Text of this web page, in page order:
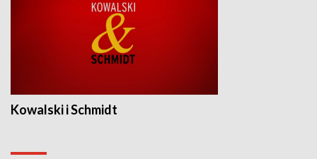
Kowalski i Schmidt